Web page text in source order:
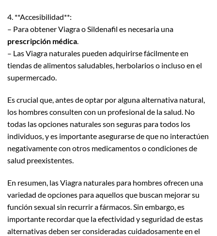
4. **Accesibilidad**:
– Para obtener Viagra o Sildenafil es necesaria una
prescripción médica.
– Las Viagra naturales pueden adquirirse fácilmente en
tiendas de alimentos saludables, herbolarios o incluso en el
supermercado.
Es crucial que, antes de optar por alguna alternativa natural,
los hombres consulten con un profesional de la salud. No
todas las opciones naturales son seguras para todos los
individuos, y es importante asegurarse de que no interactúen
negativamente con otros medicamentos o condiciones de
salud preexistentes.
En resumen, las Viagra naturales para hombres ofrecen una
variedad de opciones para aquellos que buscan mejorar su
función sexual sin recurrir a fármacos. Sin embargo, es
importante recordar que la efectividad y seguridad de estas
alternativas deben ser consideradas cuidadosamente en el